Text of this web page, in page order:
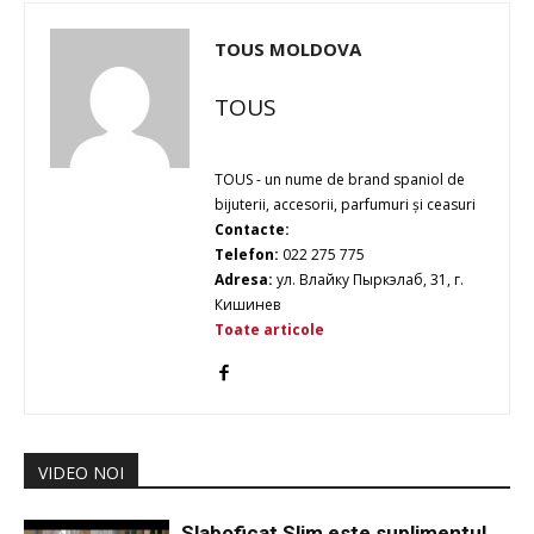
TOUS MOLDOVA
TOUS
TOUS - un nume de brand spaniol de
bijuterii, accesorii, parfumuri și ceasuri
Contacte:
Telefon: 022 275 775
Adresa: ул. Влайку Пыркэлаб, 31, г.
Кишинев
Toate articole
VIDEO NOI